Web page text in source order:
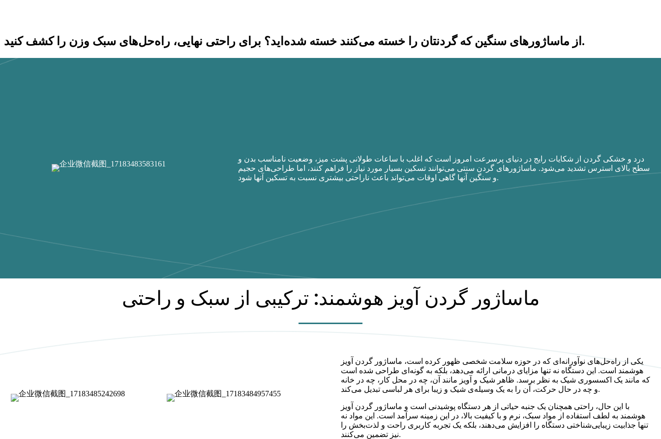
از ماساژورهای سنگین که گردنتان را خسته می‌کنند خسته شده‌اید؟ برای راحتی نهایی، راه‌حل‌های سبک وزن را کشف کنید.
درد و خشکی گردن از شکایات رایج در دنیای پرسرعت امروز است که اغلب با ساعات طولانی پشت میز، وضعیت نامناسب بدن و
سطح بالای استرس تشدید می‌شود. ماساژورهای گردن سنتی می‌توانند تسکین بسیار مورد نیاز را فراهم کنند، اما طراحی‌های حجیم
و سنگین آنها گاهی اوقات می‌تواند باعث ناراحتی بیشتری نسبت به تسکین آنها شود.
ماساژور گردن آویز هوشمند: ترکیبی از سبک و راحتی
یکی از راه‌حل‌های نوآورانه‌ای که در حوزه سلامت شخصی ظهور کرده است، ماساژور گردن آویز
هوشمند است. این دستگاه نه تنها مزایای درمانی ارائه می‌دهد، بلکه به گونه‌ای طراحی شده است
که مانند یک اکسسوری شیک به نظر برسد. ظاهر شیک و آویز مانند آن، چه در محل کار، چه در خانه
و چه در حال حرکت، آن را به یک وسیله‌ی شیک و زیبا برای هر لباسی تبدیل می‌کند.
با این حال، راحتی همچنان یک جنبه حیاتی از هر دستگاه پوشیدنی است و ماساژور گردن آویز
هوشمند به لطف استفاده از مواد سبک، نرم و با کیفیت بالا، در این زمینه سرآمد است. این مواد نه
تنها جذابیت زیبایی‌شناختی دستگاه را افزایش می‌دهند، بلکه یک تجربه کاربری راحت و لذت‌بخش را
نیز تضمین می‌کنند.